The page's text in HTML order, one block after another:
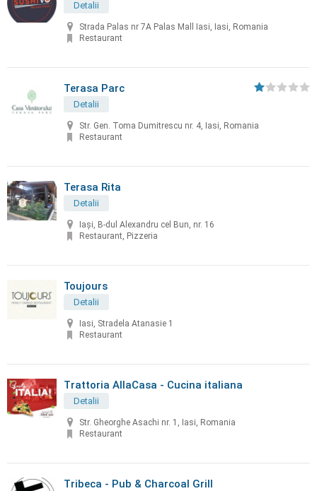
Detalii
Strada Palas nr 7A Palas Mall Iasi, Iasi, Romania
Restaurant
Terasa Parc
Detalii
Str. Gen. Toma Dumitrescu nr. 4, Iasi, Romania
Restaurant
Terasa Rita
Detalii
Iași, B-dul Alexandru cel Bun, nr. 16
Restaurant, Pizzeria
Toujours
Detalii
Iasi, Stradela Atanasie 1
Restaurant
Trattoria AllaCasa - Cucina italiana
Detalii
Str. Gheorghe Asachi nr. 1, Iasi, Romania
Restaurant
Tribeca - Pub & Charcoal Grill